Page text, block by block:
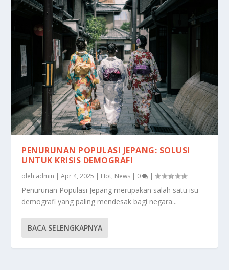
PENURUNAN POPULASI JEPANG: SOLUSI
UNTUK KRISIS DEMOGRAFI
oleh admin |Apr 4, 2025 | Hot, News | 0 |
Penurunan Populasi Jepang merupakan salah satu isu
demografi yang paling mendesak bagi negara...
BACA SELENGKAPNYA